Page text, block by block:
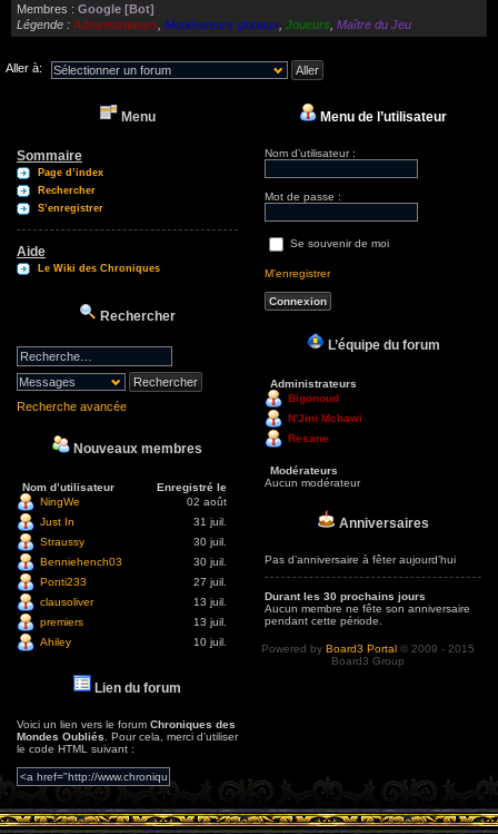
Membres : Google [Bot]
Légende : Administrateurs Modérateurs globaux Joueurs Maître du Jeu
Aller à:
Menu
Sommaire
Page d’index
Rechercher
S’enregistrer
Aide
Le Wiki des Chroniques
Rechercher
Recherche avancée
Nouveaux membres
Nom d’utilisateur
Enregistré le
NingWe
02 août
Just In
31 juil.
Straussy
30 juil.
Benniehench03
30 juil.
Ponti233
27 juil.
clausoliver
13 juil.
premiers
13 juil.
Ahiley
10 juil.
Lien du forum
Voici un lien vers le forum Chroniques des
Mondes Oubliés . Pour cela, merci d’utiliser
le code HTML suivant :
Menu de l’utilisateur
Nom d’utilisateur :
Mot de passe :
Se souvenir de moi
M’enregistrer
L’équipe du forum
Administrateurs
Bigonoud
N'Jini Mchawi
Resane
Modérateurs
Aucun modérateur
Anniversaires
Pas d’anniversaire à fêter aujourd’hui
Durant les 30 prochains jours
Aucun membre ne fête son anniversaire
pendant cette période.
Powered by Board3 Portal © 2009 - 2015
Board3 Group